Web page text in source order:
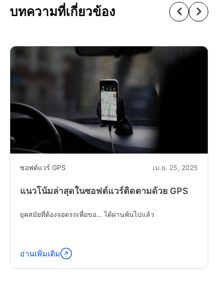
บทความที่เกี่ยวข้อง
ซอฟต์แวร์ GPS เม.ย. 25, 2025
แนวโน้มล่าสุดในซอฟต์แวร์ติดตามด้วย GPS
ยุคสมัยที่ต้องจอดรถเพื่อขอ... ได้ผ่านพ้นไปแล้ว
อ่าน
ต่อ
อ่านเพิ่มเติม